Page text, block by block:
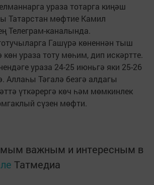
ураза тотарга киңәш
Татарстан мөфтие Камил
Телеграм-каналында.
Гашүрә көненнән тыш
ураза тоту мөһим, дип искәртте.
ураза 24-25 июньгә яки 25-26
Аллаһы Тәгалә безгә алдагы
үткәрергә көч һәм мөмкинлек
сүзен мөфти.
важным и интересным в
Татмедиа